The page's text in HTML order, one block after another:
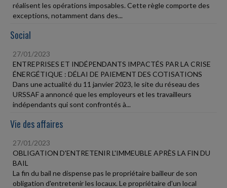
réalisent les opérations imposables. Cette règle comporte des
exceptions, notamment dans des...
Social
27/01/2023
ENTREPRISES ET INDÉPENDANTS IMPACTÉS PAR LA CRISE
ÉNERGÉTIQUE : DÉLAI DE PAIEMENT DES COTISATIONS
Dans une actualité du 11 janvier 2023, le site du réseau des
URSSAF a annoncé que les employeurs et les travailleurs
indépendants qui sont confrontés à...
Vie des affaires
27/01/2023
OBLIGATION D'ENTRETENIR L'IMMEUBLE APRÈS LA FIN DU
BAIL
La fin du bail ne dispense pas le propriétaire bailleur de son
obligation d'entretenir les locaux. Le propriétaire d'un local